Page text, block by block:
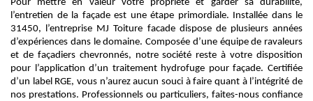
Pour mettre en valeur votre propriété et garder sa durabilité,
l’entretien de la façade est une étape primordiale. Installée dans le
31450, l’entreprise MJ Toiture facade dispose de plusieurs années
d’expériences dans le domaine. Composée d’une équipe de ravaleurs
et de façadiers chevronnés, notre société reste à votre disposition
pour l’application d’un traitement hydrofuge pour façade. Certifiée
d’un label RGE, vous n’aurez aucun souci à faire quant à l’intégrité de
nos prestations. Professionnels ou particuliers, faites-nous confiance